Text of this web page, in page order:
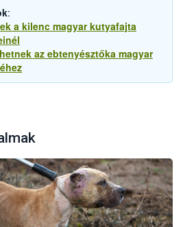
:
a kilenc magyar kutyafajta
az ebtenyésztőka magyar